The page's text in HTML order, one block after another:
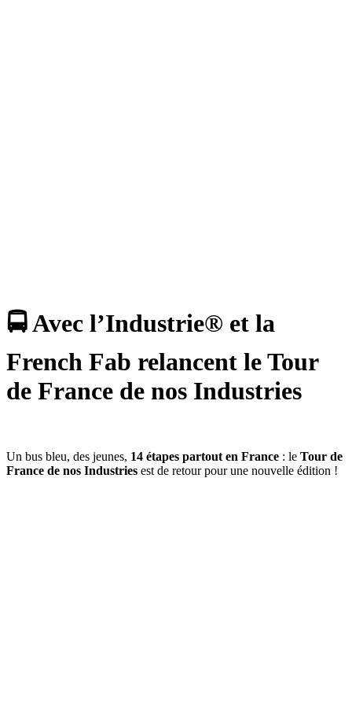
🚍 Avec l’Industrie® et la
French Fab relancent le Tour
de France de nos Industries
Un bus bleu, des jeunes, 14 étapes partout en France : le Tour de
France de nos Industries est de retour pour une nouvelle édition !